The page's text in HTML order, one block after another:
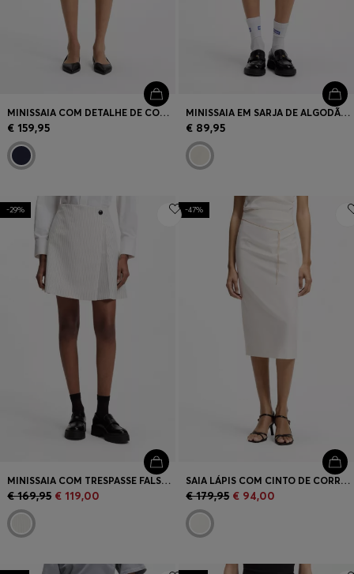
MINISSAIA COM DETALHE DE CORRENTE
€ 159,95
MINISSAIA EM SARJA DE ALGODÃO COM LOGÓTIPO HAPPY HUGO
€ 89,95
-29%
MINISSAIA COM TRESPASSE FALSO E RISCA DE GIZ
€ 169,95 € 119,00
-47%
SAIA LÁPIS COM CINTO DE CORRENTE DOURADO
€ 179,95 € 94,00